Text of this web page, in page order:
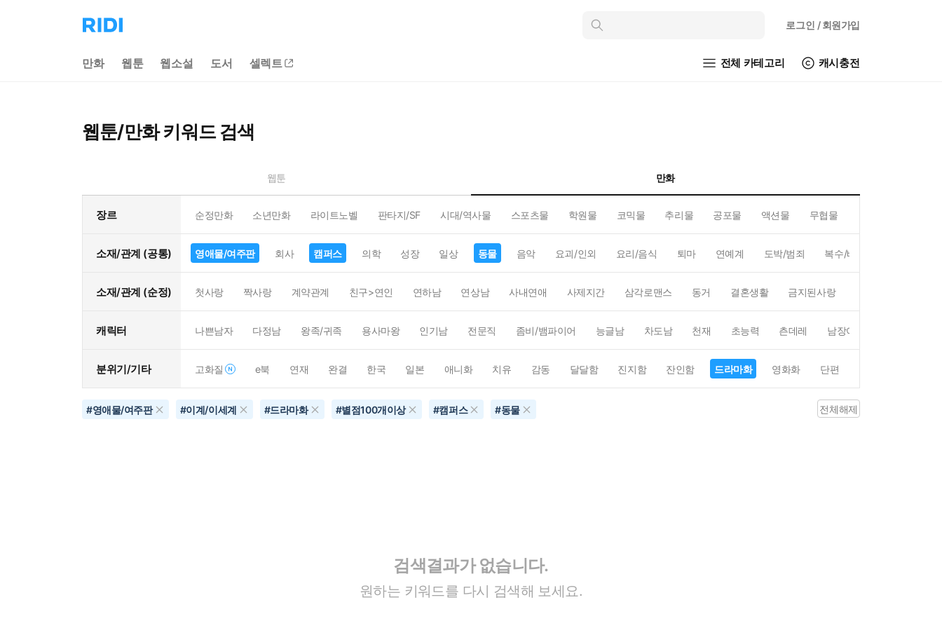
리
디
으
인
로그인 / 회원가입
만화 웹툰 웹소설 도서 셀렉트 전체 카테고리 캐시충전
웹툰/만화 키워드 검색
웹툰 만화
장르 순정만화 소년만화 라이트노벨 판타지/SF 시대/역사물 스포츠물 학원물 코믹물 추리물 공포물 액션물 무협물
소재/관계 (공통) 영애물/여주판 회사 캠퍼스 의학 성장 일상 동물 음악 요괴/인외 요리/음식 퇴마 연예계 도박/범죄 복수/배신
소재/관계 (순정) 첫사랑 짝사랑 계약관계 친구>연인 연하남 연상남 사내연애 사제지간 삼각로맨스 동거 결혼생활 금지된사랑
캐릭터 나쁜남자 다정남 왕족/귀족 용사마왕 인기남 전문직 좀비/뱀파이어 능글남 차도남 천재 초능력 츤데레 남장여자
분위기/기타 고화질 e북 연재 완결 한국 일본 애니화 치유 감동 달달함 진지함 잔인함 드라마화 영화화 단편
#영애물/여주판 #이계/이세계 #드라마화 #별점100개이상 #캠퍼스 #동물 전체해제
검색결과가 없습니다.
원하는 키워드를 다시 검색해 보세요.